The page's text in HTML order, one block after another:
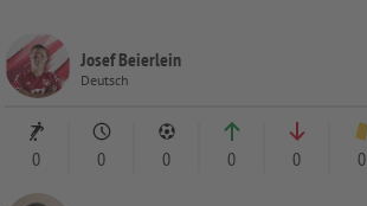
Josef Beierlein
Deutsch
0 0 0 0 0 0